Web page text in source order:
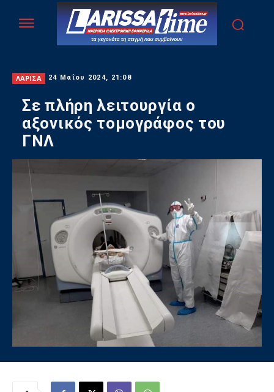
ΛΑΡΙΣΑ 24 Μαΐου 2024, 21:08
Σε πλήρη λειτουργία ο
αξονικός τομογράφος του
ΓΝΛ